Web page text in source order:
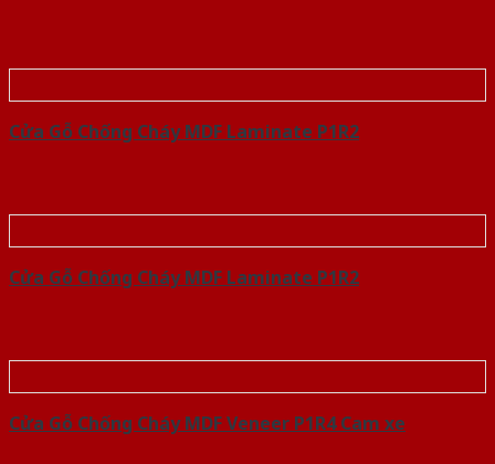
Cửa Gỗ Chống Cháy MDF Laminate P1R2
Cửa Gỗ Chống Cháy MDF Laminate P1R2
Cửa Gỗ Chống Cháy MDF Veneer P1R4 Cam xe